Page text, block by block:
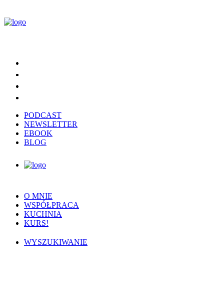
PODCAST
NEWSLETTER
EBOOK
BLOG
O MNIE
WSPÓŁPRACA
KUCHNIA
KURS!
WYSZUKIWANIE